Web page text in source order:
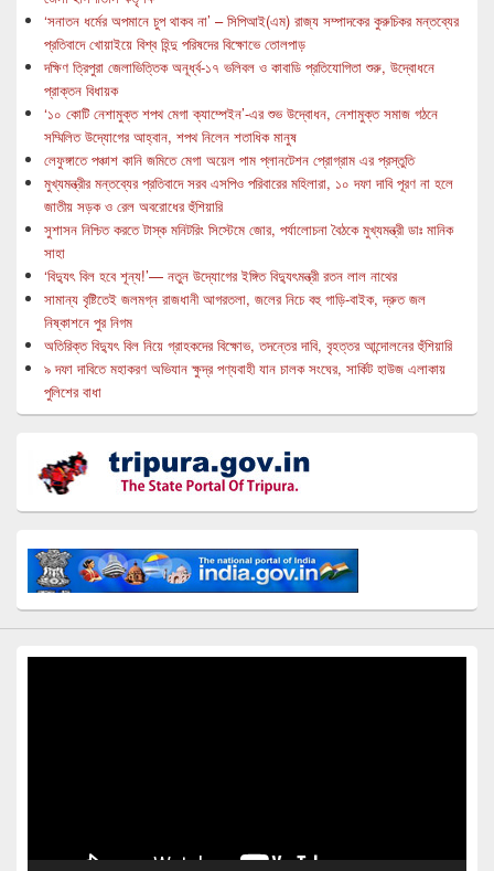
‘সনাতন ধর্মের অপমানে চুপ থাকব না’ – সিপিআই(এম) রাজ্য সম্পাদকের কুরুচিকর মন্তব্যের
প্রতিবাদে খোয়াইয়ে বিশ্ব হিন্দু পরিষদের বিক্ষোভে তোলপাড়
দক্ষিণ ত্রিপুরা জেলাভিত্তিক অনূর্ধ্ব-১৭ ভলিবল ও কাবাডি প্রতিযোগিতা শুরু, উদ্বোধনে
প্রাক্তন বিধায়ক
‘১০ কোটি নেশামুক্ত শপথ মেগা ক্যাম্পেইন’-এর শুভ উদ্বোধন, নেশামুক্ত সমাজ গঠনে
সম্মিলিত উদ্যোগের আহ্বান, শপথ নিলেন শতাধিক মানুষ
লেফুঙ্গাতে পঞ্চাশ কানি জমিতে মেগা অয়েল পাম প্লানটেশন প্রোগ্রাম এর প্রস্তুতি
মুখ্যমন্ত্রীর মন্তব্যের প্রতিবাদে সরব এসপিও পরিবারের মহিলারা, ১০ দফা দাবি পূরণ না হলে
জাতীয় সড়ক ও রেল অবরোধের হুঁশিয়ারি
সুশাসন নিশ্চিত করতে টাস্ক মনিটরিং সিস্টেমে জোর, পর্যালোচনা বৈঠকে মুখ্যমন্ত্রী ডাঃ মানিক
সাহা
‘বিদ্যুৎ বিল হবে শূন্য!’— নতুন উদ্যোগের ইঙ্গিত বিদ্যুৎমন্ত্রী রতন লাল নাথের
সামান্য বৃষ্টিতেই জলমগ্ন রাজধানী আগরতলা, জলের নিচে বহু গাড়ি-বাইক, দ্রুত জল
নিষ্কাশনে পুর নিগম
অতিরিক্ত বিদ্যুৎ বিল নিয়ে গ্রাহকদের বিক্ষোভ, তদন্তের দাবি, বৃহত্তর আন্দোলনের হুঁশিয়ারি
৯ দফা দাবিতে মহাকরণ অভিযান ক্ষুদ্র পণ্যবাহী যান চালক সংঘের, সার্কিট হাউজ এলাকায়
পুলিশের বাধা